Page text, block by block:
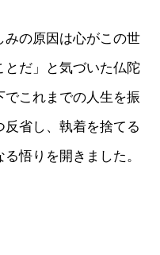
みの原因は心がこの世
とだ」と気づいた仏陀
これまでの人生を振
省し、執着を捨てる
悟りを開きました。